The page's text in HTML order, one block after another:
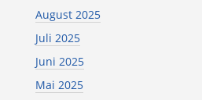
August 2025
Juli 2025
Juni 2025
Mai 2025